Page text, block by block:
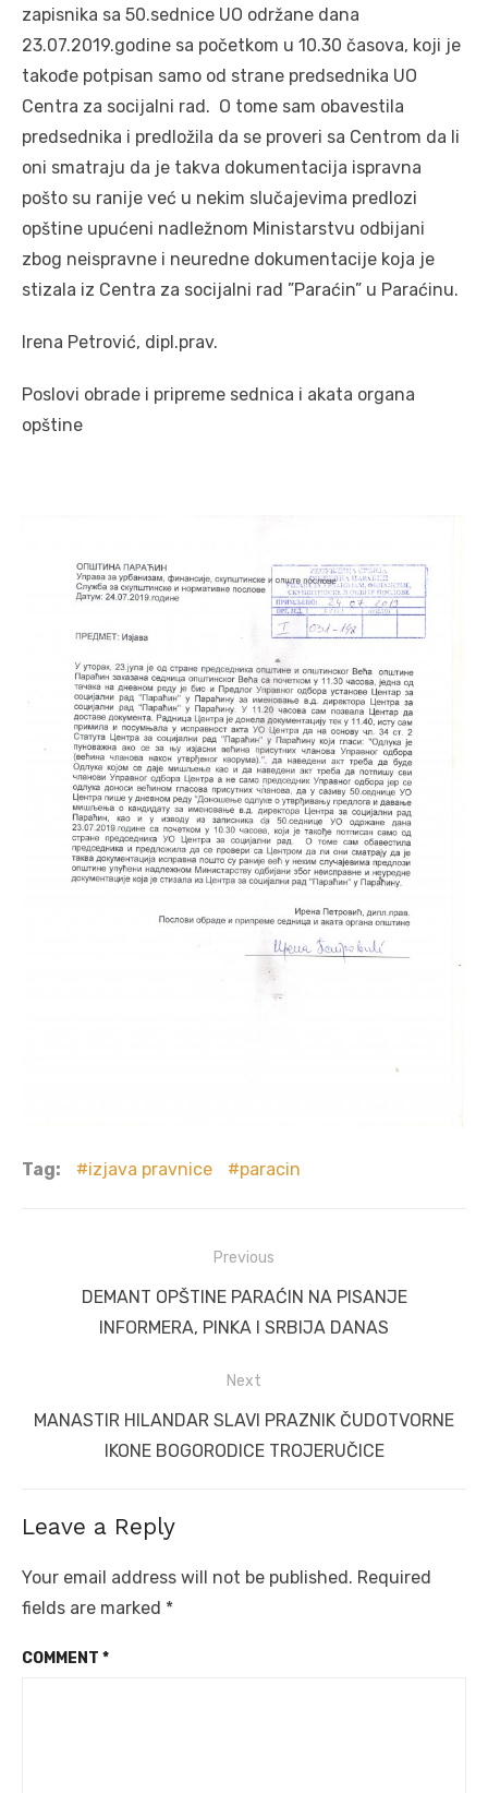
zapisnika sa 50.sednice UO održane dana
23.07.2019.godine sa početkom u 10.30 časova, koji je
takođe potpisan samo od strane predsednika UO
Centra za socijalni rad. O tome sam obavestila
predsednika i predložila da se proveri sa Centrom da li
oni smatraju da je takva dokumentacija ispravna
pošto su ranije već u nekim slučajevima predlozi
opštine upućeni nadležnom Ministarstvu odbijani
zbog neispravne i neuredne dokumentacije koja je
stizala iz Centra za socijalni rad ”Paraćin” u Paraćinu.
Irena Petrović, dipl.prav.
Poslovi obrade i pripreme sednica i akata organa
opštine
Tag: izjava pravnice paracin
navigation
Previous
PreviousDEMANT OPŠTINE PARAĆIN NA PISANJE
INFORMERA, PINKA I SRBIJA DANAS
Next
Next
MANASTIR HILANDAR SLAVI PRAZNIK ČUDOTVORNE
IKONE BOGORODICE TROJERUČICE
Leave a Reply
Your email address will not be published. Required
fields are marked *
COMMENT *